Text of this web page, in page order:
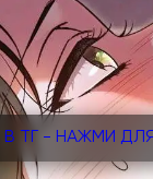
В ТГ - НАЖМИ